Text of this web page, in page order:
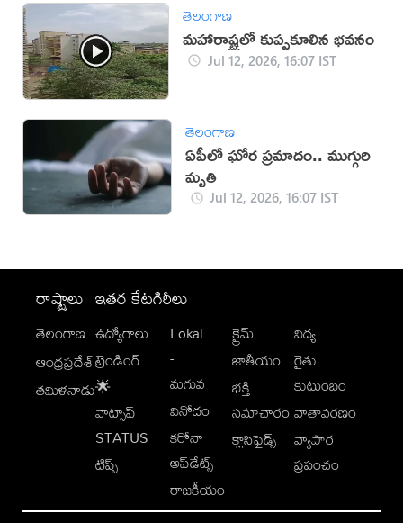
తెలంగాణ
మహారాష్ట్రలో కుప్పకూలిన భవనం
Jul 12, 2026, 16:07 IST
తెలంగాణ
ఏపీలో ఘోర ప్రమాదం.. ముగ్గురి
మృతి
Jul 12, 2026, 16:07 IST
రాష్ట్రాలు
తెలంగాణ
ఆంధ్రప్రదేశ్
తమిళనాడు
ఇతర కేటగిరీలు
ఉద్యోగాలు
ట్రెండింగ్
🌟
వాట్సాప్
STATUS
టిప్స్
Lokal
-
మగువ
వినోదం
కరోనా
అప్‌డేట్స్
రాజకీయం
క్రైమ్
జాతీయం
భక్తి
సమాచారం
క్లాసిఫైడ్స్
విద్య
రైతు
కుటుంబం
వాతావరణం
వ్యాపార
ప్రపంచం